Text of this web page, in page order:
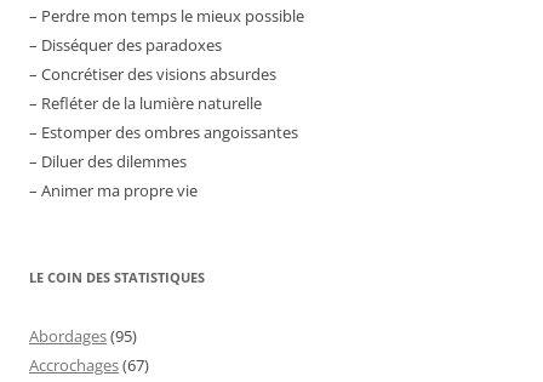
– Perdre mon temps le mieux possible
– Disséquer des paradoxes
– Concrétiser des visions absurdes
– Refléter de la lumière naturelle
– Estomper des ombres angoissantes
– Diluer des dilemmes
– Animer ma propre vie
LE COIN DES STATISTIQUES
Abordages(95)
Accrochages(67)